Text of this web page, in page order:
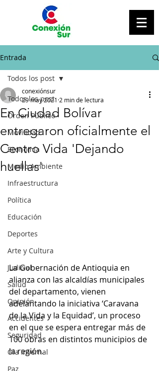
Entrada
Todos los post
Orden Público
Movilidad
Economía
Medio Ambiente
Infraestructura
Política
Educación
Deportes
Arte y Cultura
Judicial
Salud
Opinión
Accidentes
Seguridad
Ola Invernal
Paz
Todos los post
En Ciudad Bolívar
entregaron oficialmente el
Centro Vida 'Dejando
huellas'
conexiónsur
29 may 2021 2 min de lectura
La Gobernación de Antioquia en
alianza con las alcaldías municipales
del departamento, vienen
adelantando la iniciativa ‘Caravana
de la Vida y la Equidad’, un proceso
en el que se espera entregar más de
100 obras en distintos municipios de
la región.